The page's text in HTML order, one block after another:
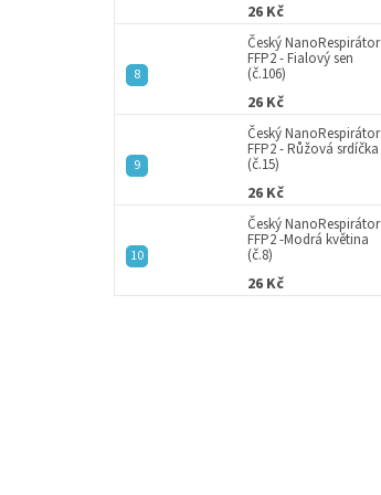
26 Kč
Český NanoRespirátor
FFP2 - Fialový sen
(č.106)
26 Kč
Český NanoRespirátor
FFP2 - Růžová srdíčka
(č.15)
26 Kč
Český NanoRespirátor
FFP2 -Modrá květina
(č.8)
26 Kč